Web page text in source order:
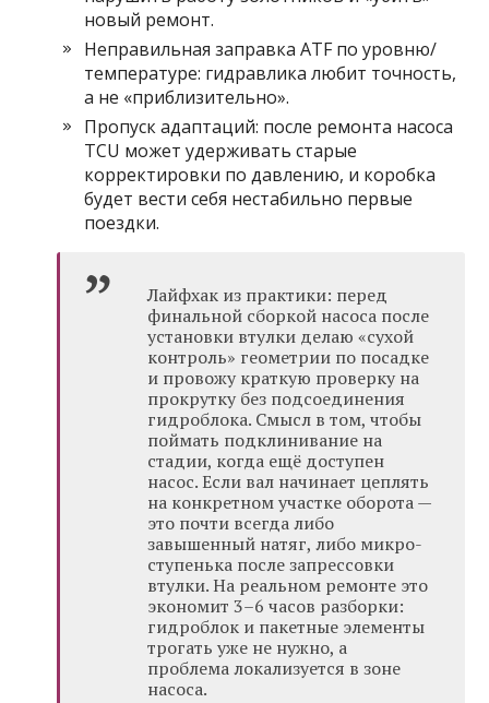
новый ремонт.
Неправильная заправка ATF по уровню/
температуре: гидравлика любит точность,
а не «приблизительно».
Пропуск адаптаций: после ремонта насоса
TCU может удерживать старые
корректировки по давлению, и коробка
будет вести себя нестабильно первые
поездки.
Лайфхак из практики: перед
финальной сборкой насоса после
установки втулки делаю «сухой
контроль» геометрии по посадке
и провожу краткую проверку на
прокрутку без подсоединения
гидроблока. Смысл в том, чтобы
поймать подклинивание на
стадии, когда ещё доступен
насос. Если вал начинает цеплять
на конкретном участке оборота —
это почти всегда либо
завышенный натяг, либо микро-
ступенька после запрессовки
втулки. На реальном ремонте это
экономит 3–6 часов разборки:
гидроблок и пакетные элементы
трогать уже не нужно, а
проблема локализуется в зоне
насоса.